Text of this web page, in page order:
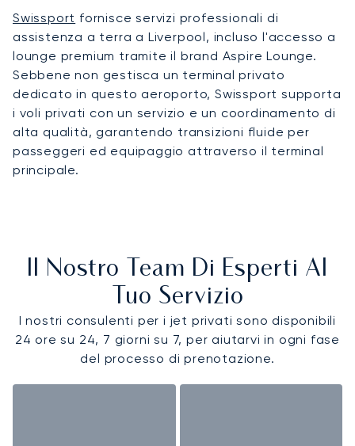
Swissport fornisce servizi professionali di
assistenza a terra a Liverpool, incluso l'accesso a
lounge premium tramite il brand Aspire Lounge.
Sebbene non gestisca un terminal privato
dedicato in questo aeroporto, Swissport supporta
i voli privati con un servizio e un coordinamento di
alta qualità, garantendo transizioni fluide per
passeggeri ed equipaggio attraverso il terminal
principale.
Il Nostro Team Di Esperti Al
Tuo Servizio
I nostri consulenti per i jet privati sono disponibili
24 ore su 24, 7 giorni su 7, per aiutarvi in ogni fase
del processo di prenotazione.